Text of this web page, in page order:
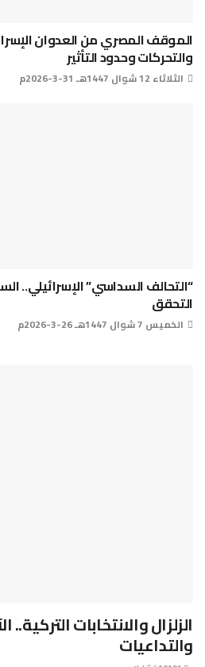
الموقف المصري من العدوان
والتحركات وحدود التأثير
الثلاثاء 12 شوال 1447هـ 31-3-2026م
“التحالف السداسي” الإسرائيلي..
التحقق
الخميس 7 شوال 1447هـ 26-3-2026م
الزلزال والانتخابات التركية..
والتداعيات